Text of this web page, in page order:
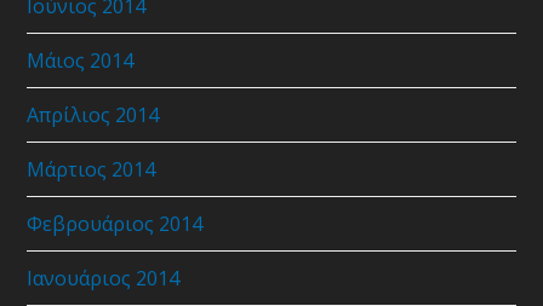
Ιούνιος 2014
Μάιος 2014
Απρίλιος 2014
Μάρτιος 2014
Φεβρουάριος 2014
Ιανουάριος 2014